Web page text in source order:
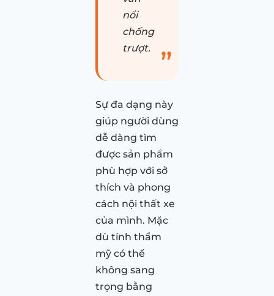
nổi
chống
trượt.
Sự đa dạng này
giúp người dùng
dễ dàng tìm
được sản phẩm
phù hợp với sở
thích và phong
cách nội thất xe
của mình. Mặc
dù tính thẩm
mỹ có thể
không sang
trọng bằng